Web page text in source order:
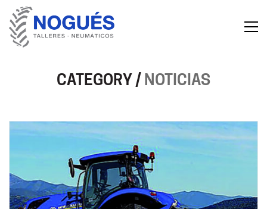
CATEGORY /NOTICIAS